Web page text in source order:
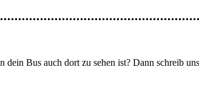
Bus auch dort zu sehen ist? Dann schreib